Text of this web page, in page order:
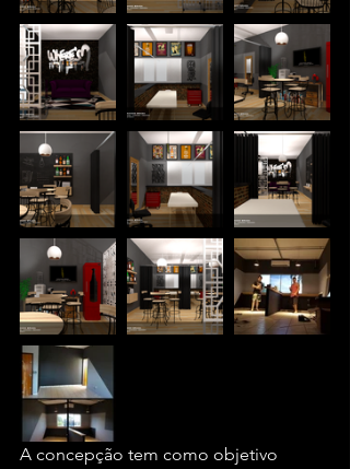
A concepção tem como objetivo